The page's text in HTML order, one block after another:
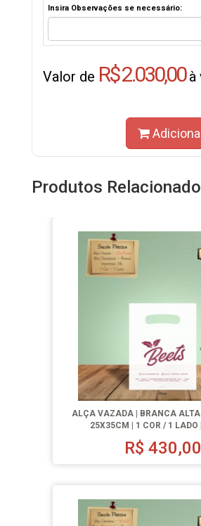
Insira Observações se necessário:
Valor de R$ 2.030,00à
Produtos
ALÇA VAZADA | BRANCA ALTA
25X35CM | 1 COR / 1 LADO
R$ 430,00